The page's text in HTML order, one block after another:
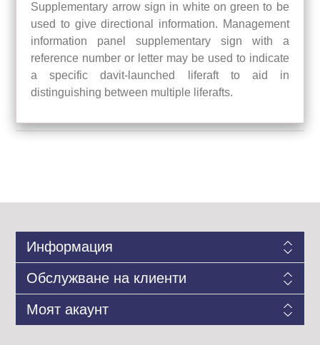
Supplementary arrow sign in white on green to be
used to give directional information. Management
information panel supplementary sign with a
reference number or letter may be used to indicate
a specific davit-launched liferaft to aid in
distinguishing between multiple liferafts.
Информация
Обслужване на клиенти
Моят акаунт